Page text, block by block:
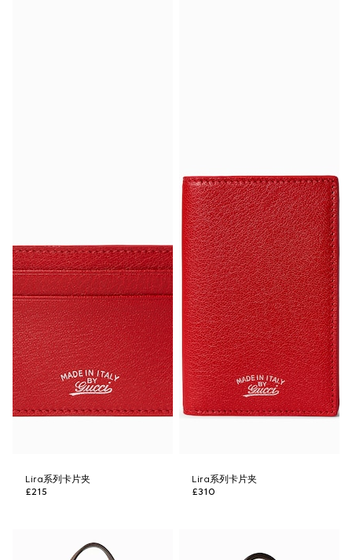
Lira系列卡片夹
£215
Lira系列卡片夹
£310